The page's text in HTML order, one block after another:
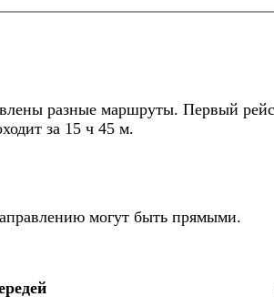
разные маршруты. Первый
за 15 ч 45 м.
могут быть прямыми.